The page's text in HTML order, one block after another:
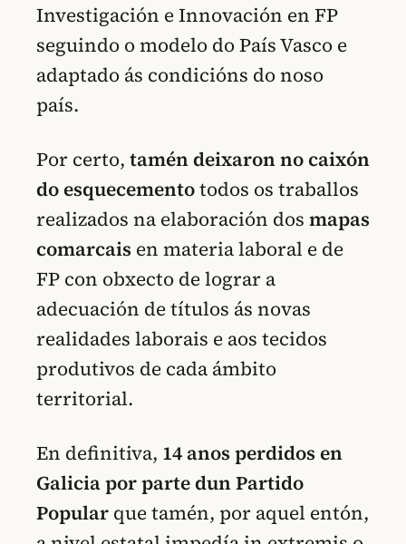
Investigación e Innovación en FP
seguindo o modelo do País Vasco e
adaptado ás condicións do noso
país.
Por certo, tamén deixaron no caixón
do esquecementotodos os traballos
realizados na elaboración dos mapas
comarcais en materia laboral e de
FP con obxecto de lograr a
adecuación de títulos ás novas
realidades laborais e aos tecidos
produtivos de cada ámbito
territorial.
En definitiva, 14 anos perdidos en
Galicia por parte dun Partido
Popular que tamén, por aquel entón,